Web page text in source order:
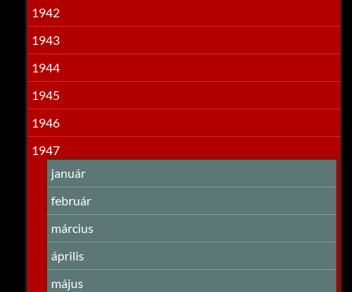
1942
1943
1944
1945
1946
1947
január
február
március
április
május